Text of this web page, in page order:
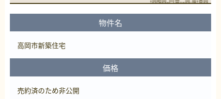
物件名
高岡市新築住宅
価格
売約済のため非公開